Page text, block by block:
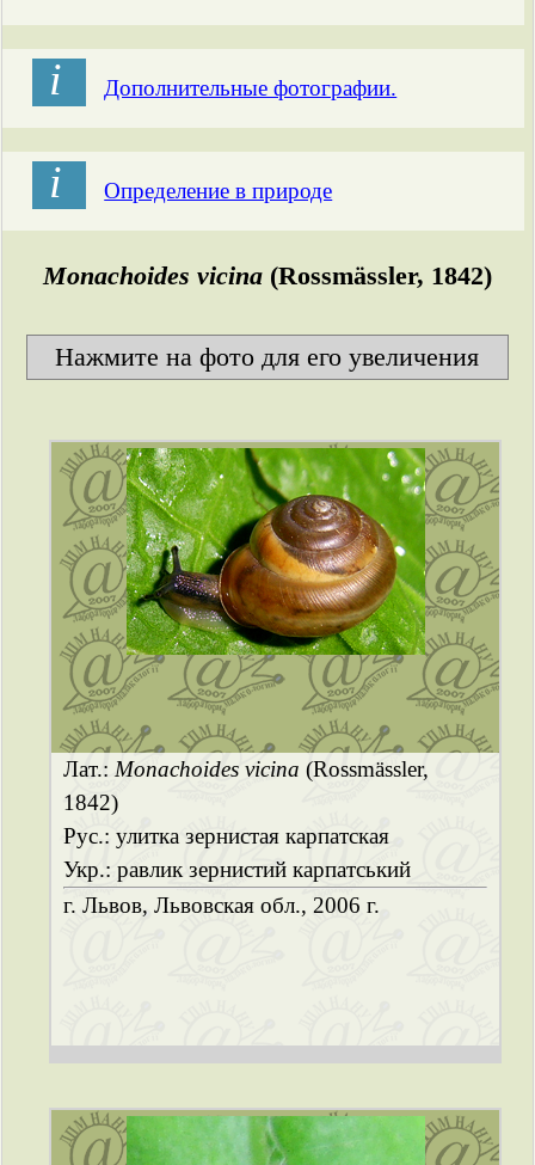
і Дополнительные фотографии.
і Определение в природе
Monachoides vicina(Rossmässler, 1842)
Нажмите на фото для его увеличения
Лат.: Monachoides vicina (Rossmässler,
1842)
Рус.: улитка зернистая карпатская
Укр.: равлик зернистий карпатський
г. Львов, Львовская обл., 2006 г.